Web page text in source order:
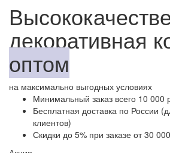
декоративная
оптом
на максимально выгодных условиях
Минимальный заказ всего 10 000
Бесплатная доставка по России
клиентов)
Скидки до 5% при заказе от 30